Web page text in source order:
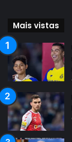
Mais vistas